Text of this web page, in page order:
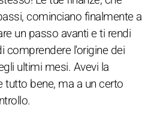
cominciano finalmente a
un passo avanti e ti rendi
comprendere l'origine dei
ultimi mesi. Avevi la
tutto bene, ma a un certo